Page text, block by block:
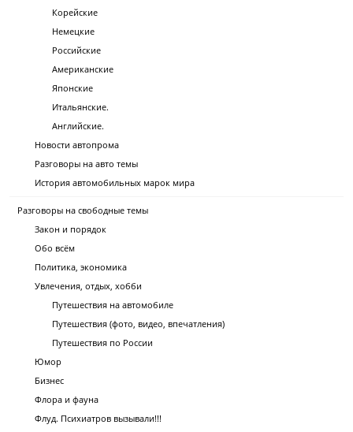
Корейские
Немецкие
Российские
Американские
Японские
Итальянские.
Английские.
Новости автопрома
Разговоры на авто темы
История автомобильных марок мира
Разговоры на свободные темы
Закон и порядок
Обо всём
Политика, экономика
Увлечения, отдых, хобби
Путешествия на автомобиле
Путешествия (фото, видео, впечатления)
Путешествия по России
Юмор
Бизнес
Флора и фауна
Флуд. Психиатров вызывали!!!